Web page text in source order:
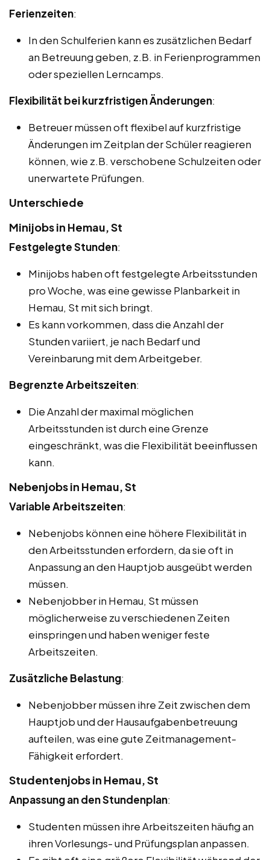
Ferienzeiten:
In den Schulferien kann es zusätzlichen Bedarf
an Betreuung geben, z.B. in Ferienprogrammen
oder speziellen Lerncamps.
Flexibilität bei kurzfristigen Änderungen:
Betreuer müssen oft flexibel auf kurzfristige
Änderungen im Zeitplan der Schüler reagieren
können, wie z.B. verschobene Schulzeiten oder
unerwartete Prüfungen.
Unterschiede
Minijobs in Hemau, St
Festgelegte Stunden:
Minijobs haben oft festgelegte Arbeitsstunden
pro Woche, was eine gewisse Planbarkeit in
Hemau, St mit sich bringt.
Es kann vorkommen, dass die Anzahl der
Stunden variiert, je nach Bedarf und
Vereinbarung mit dem Arbeitgeber.
Begrenzte Arbeitszeiten:
Die Anzahl der maximal möglichen
Arbeitsstunden ist durch eine Grenze
eingeschränkt, was die Flexibilität beeinflussen
kann.
Nebenjobs in Hemau, St
Variable Arbeitszeiten:
Nebenjobs können eine höhere Flexibilität in
den Arbeitsstunden erfordern, da sie oft in
Anpassung an den Hauptjob ausgeübt werden
müssen.
Nebenjobber in Hemau, St müssen
möglicherweise zu verschiedenen Zeiten
einspringen und haben weniger feste
Arbeitszeiten.
Zusätzliche Belastung:
Nebenjobber müssen ihre Zeit zwischen dem
Hauptjob und der Hausaufgabenbetreuung
aufteilen, was eine gute Zeitmanagement-
Fähigkeit erfordert.
Studentenjobs in Hemau, St
Anpassung an den Stundenplan:
Studenten müssen ihre Arbeitszeiten häufig an
ihren Vorlesungs- und Prüfungsplan anpassen.